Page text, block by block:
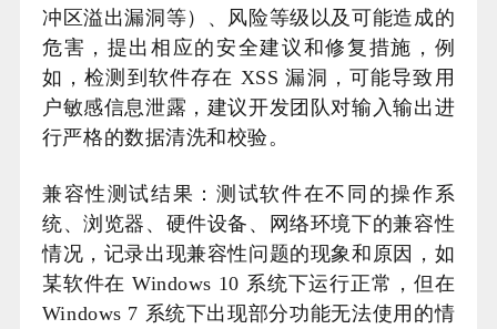
冲区溢出漏洞等）、风险等级以及可能造成的
危害，提出相应的安全建议和修复措施，例
如，检测到软件存在 XSS 漏洞，可能导致用
户敏感信息泄露，建议开发团队对输入输出进
行严格的数据清洗和校验。
兼容性测试结果：测试软件在不同的操作系
统、浏览器、硬件设备、网络环境下的兼容性
情况，记录出现兼容性问题的现象和原因，如
某软件在 Windows 10 系统下运行正常，但在
Windows 7 系统下出现部分功能无法使用的情